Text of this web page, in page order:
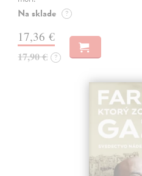
Na sklade ?
17,36 €
17,90 € ?